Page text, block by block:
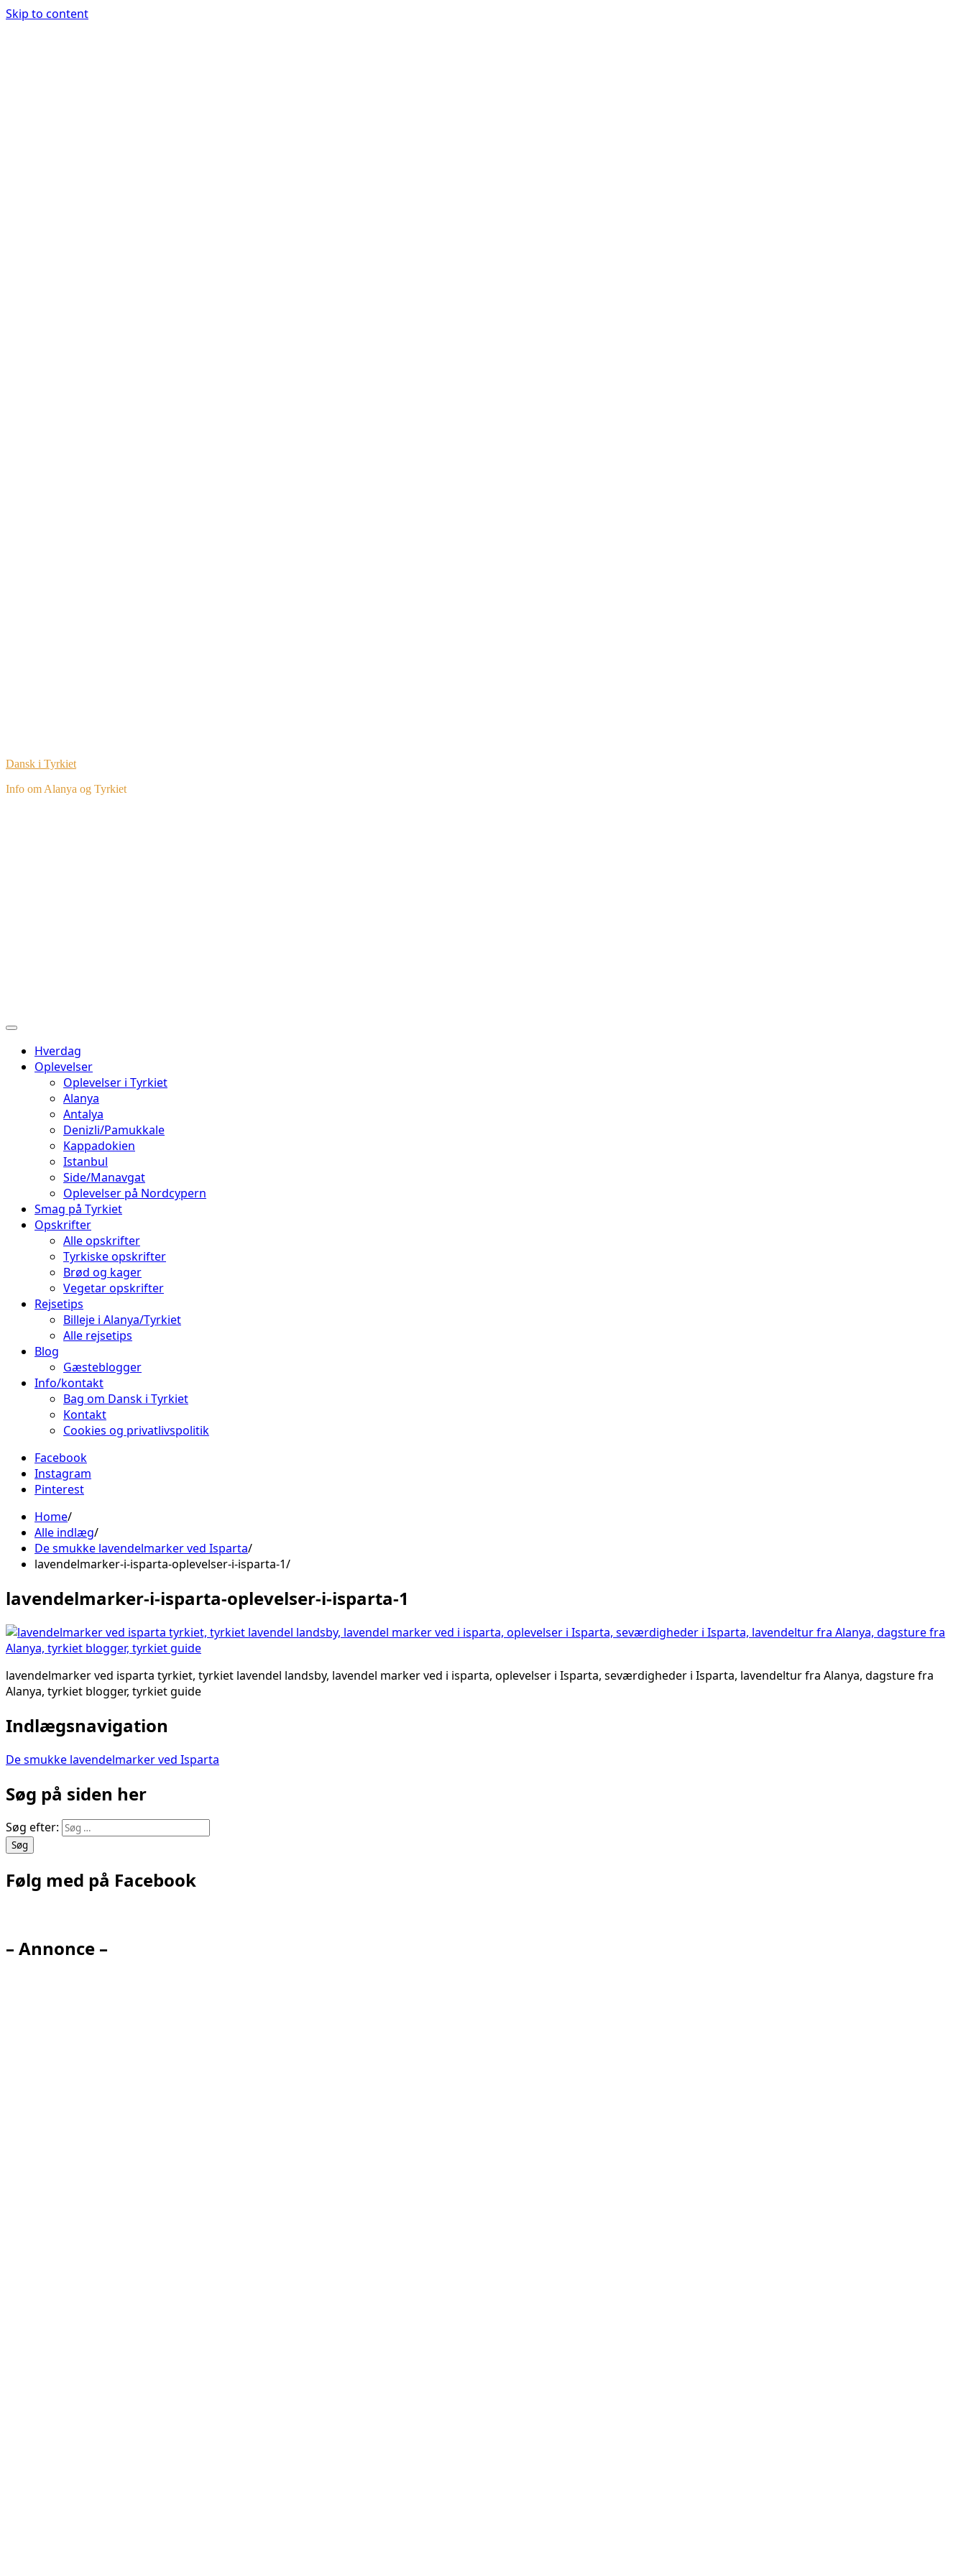
Skip to content
Dansk i Tyrkiet
Info om Alanya og Tyrkiet
Hverdag
Oplevelser
Oplevelser i Tyrkiet
Alanya
Antalya
Denizli/Pamukkale
Kappadokien
Istanbul
Side/Manavgat
Oplevelser på Nordcypern
Smag på Tyrkiet
Opskrifter
Alle opskrifter
Tyrkiske opskrifter
Brød og kager
Vegetar opskrifter
Rejsetips
Billeje i Alanya/Tyrkiet
Alle rejsetips
Blog
Gæsteblogger
Info/kontakt
Bag om Dansk i Tyrkiet
Kontakt
Cookies og privatlivspolitik
Facebook
Instagram
Pinterest
Home
Alle indlæg
De smukke lavendelmarker ved Isparta
lavendelmarker-i-isparta-oplevelser-i-isparta-1
lavendelmarker-i-isparta-oplevelser-i-isparta-1
lavendelmarker ved isparta tyrkiet, tyrkiet lavendel landsby, lavendel marker ved i isparta, oplevelser i Isparta, seværdigheder i Isparta, lavendeltur fra Alanya, dagsture fra
Alanya, tyrkiet blogger, tyrkiet guide
Indlægsnavigation
De smukke lavendelmarker ved Isparta
Søg på siden her
Søg efter:
Følg med på Facebook
– Annonce –